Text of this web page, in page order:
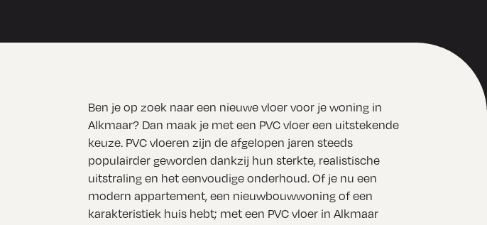
Ben je op zoek naar een nieuwe vloer voor je woning in
Alkmaar? Dan maak je met een PVC vloer een uitstekende
keuze. PVC vloeren zijn de afgelopen jaren steeds
populairder geworden dankzij hun sterkte, realistische
uitstraling en het eenvoudige onderhoud. Of je nu een
modern appartement, een nieuwbouwwoning of een
karakteristiek huis hebt; met een PVC vloer in Alkmaar